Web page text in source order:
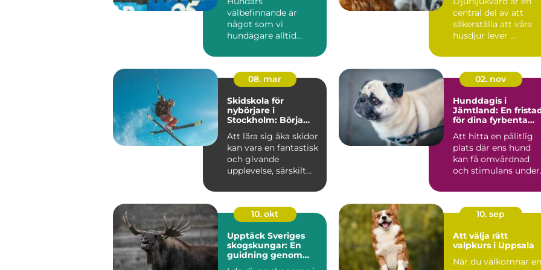
hundhalsband
välbefinnande är
något som vi
hundägare alltid
central del av att
säkerställa att våra
husdjur lever ...
08. mar
Skidskola för
nybörjare i
Stockholm: Börja
Att lära sig åka skidor
kan vara en fantastisk
och givande
upplevelse, särskilt
02. nov
Hunddagis i
Jämtland: En
för dina fyrbenta
Att hitta en pålitlig
plats där ens hund
kan få omvårdnad
och stimulans
10. okt
Upptäck Sveriges
skogskungar: En
guidning genom
10. sep
Att välja rätt
valpkurs i Uppsala
När du välkomnar en